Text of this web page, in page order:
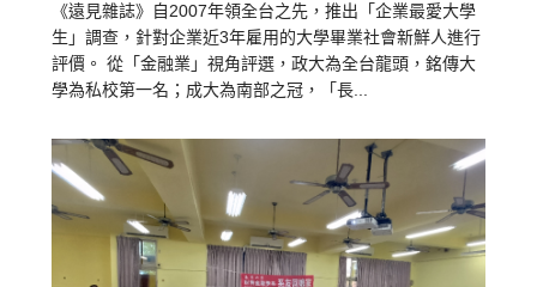
《遠見雜誌》自2007年領全台之先，推出「企業最愛大學
生」調查，針對企業近3年雇用的大學畢業社會新鮮人進行
評價。 從「金融業」視角評選，政大為全台龍頭，銘傳大
學為私校第一名；成大為南部之冠，「長...